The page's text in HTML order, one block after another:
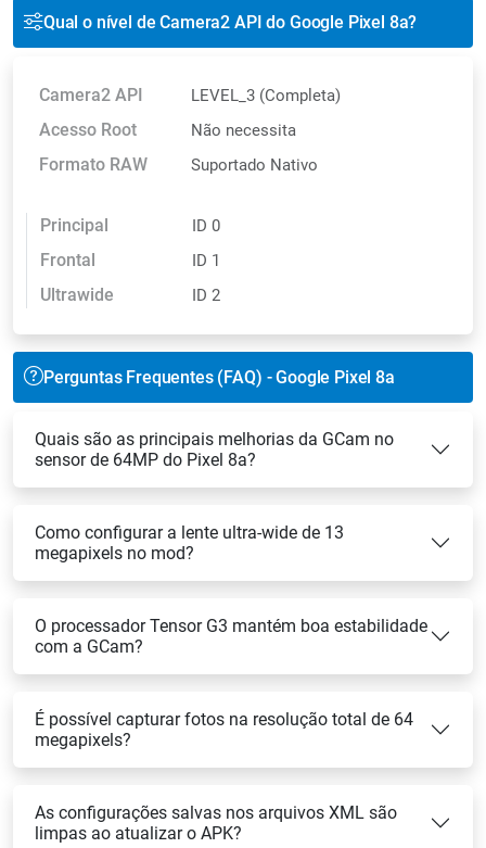
Qual o nível de Camera2 API do Google Pixel 8a?
Camera2 API LEVEL_3 (Completa)
Acesso Root Não necessita
Formato RAW Suportado Nativo
Principal ID 0
Frontal ID 1
Ultrawide ID 2
Perguntas Frequentes (FAQ) - Google Pixel 8a
Quais são as principais melhorias da GCam no
sensor de 64MP do Pixel 8a?
Como configurar a lente ultra-wide de 13
megapixels no mod?
O processador Tensor G3 mantém boa estabilidade
com a GCam?
É possível capturar fotos na resolução total de 64
megapixels?
As configurações salvas nos arquivos XML são
limpas ao atualizar o APK?